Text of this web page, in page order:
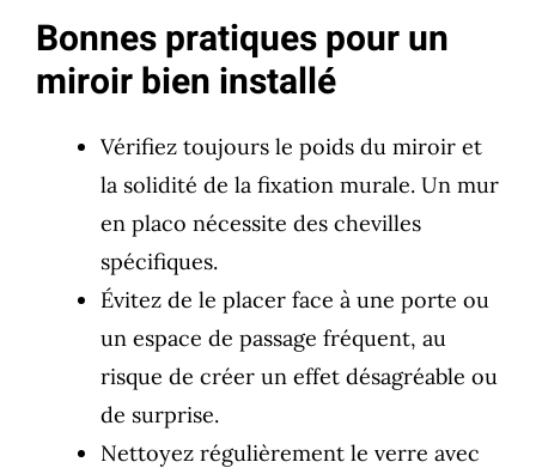
Bonnes pratiques pour un
miroir bien installé
Vérifiez toujours le poids du miroir et
la solidité de la fixation murale. Un mur
en placo nécessite des chevilles
spécifiques.
Évitez de le placer face à une porte ou
un espace de passage fréquent, au
risque de créer un effet désagréable ou
de surprise.
Nettoyez régulièrement le verre avec